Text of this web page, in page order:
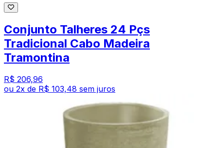
Conjunto Talheres 24 Pçs
Tradicional Cabo Madeira
Tramontina
R$ 206,96
ou 2x de R$ 103,48 sem juros